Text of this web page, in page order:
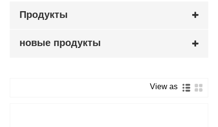
Продукты
новые продукты
View as